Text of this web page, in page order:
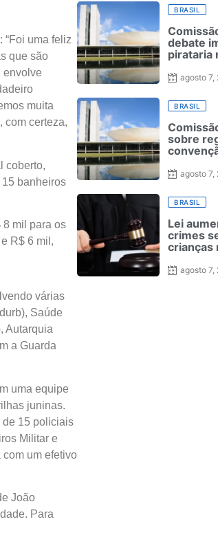
uma feliz
que são
envolve
muita
com certeza,
coberto,
banheiros
8 mil para os
R$ 6 mil,
várias
Saúde
Autarquia
a Guarda
uma equipe
juninas.
de 15 policiais
Militar e
um efetivo
João
Para
BRASIL
debate
pirataria
agosto 7,
BRASIL
sobre
agosto 7,
BRASIL
Lei
crimes
agosto 7,